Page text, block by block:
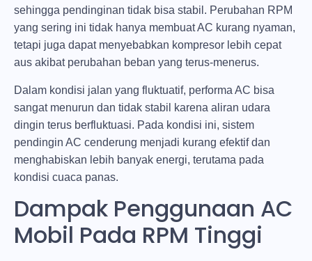
sehingga pendinginan tidak bisa stabil. Perubahan RPM
yang sering ini tidak hanya membuat AC kurang nyaman,
tetapi juga dapat menyebabkan kompresor lebih cepat
aus akibat perubahan beban yang terus-menerus.
Dalam kondisi jalan yang fluktuatif, performa AC bisa
sangat menurun dan tidak stabil karena aliran udara
dingin terus berfluktuasi. Pada kondisi ini, sistem
pendingin AC cenderung menjadi kurang efektif dan
menghabiskan lebih banyak energi, terutama pada
kondisi cuaca panas.
Dampak Penggunaan AC
Mobil Pada RPM Tinggi